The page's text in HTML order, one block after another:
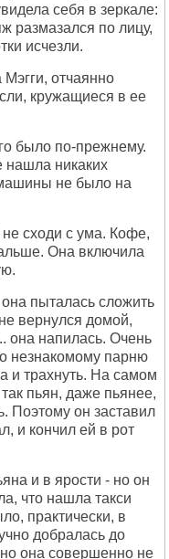
себя в зеркале:
размазался по лицу,
исчезли.
отчаянно
кружащиеся в ее
было по-прежнему.
никаких
не было на
сходи с ума. Кофе,
Она включила
пыталась сложить
вернулся домой,
она напилась. Очень
незнакомому парню
и трахнуть. На самом
пьян, даже пьянее,
Поэтому он заставил
и кончил ей в рот
и в ярости - но он
что нашла такси
практически, в
добралась до
она совершенно не